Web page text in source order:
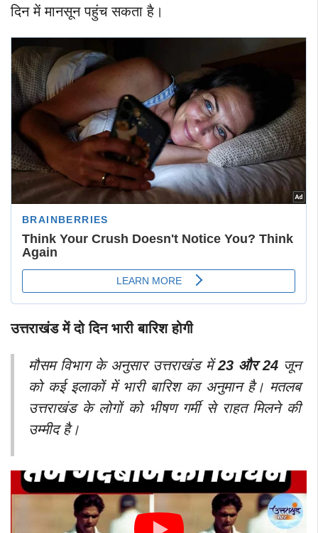
दिन में मानसून पहुंच सकता है।
उत्तराखंड में दो दिन भारी बारिश होगी
मौसम विभाग के अनुसार उत्तराखंड में23 और 24जून
को कई इलाकों में भारी बारिश का अनुमान है। मतलब
उत्तराखंड के लोगों को भीषण गर्मी से राहत मिलने की
उम्मीद है।